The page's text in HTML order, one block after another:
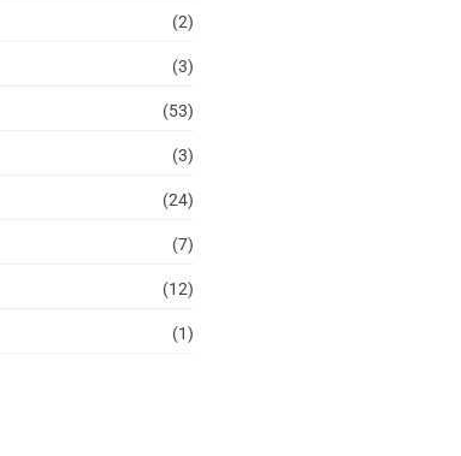
(2)
(3)
(53)
(3)
(24)
(7)
(12)
(1)